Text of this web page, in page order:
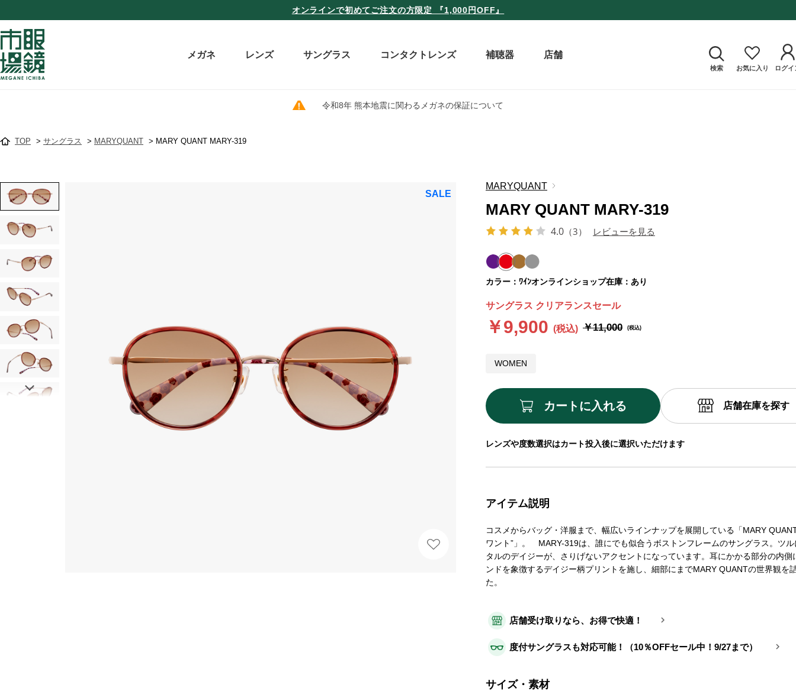
オンラインで初めてご注文の方限定 『1,000円OFF』
メガネ レンズ サングラス コンタクトレンズ 補聴器 店舗
検索 お気に入り ログイ
令和8年 熊本地震に関わるメガネの保証について
TOP > サングラス > MARYQUANT > MARY QUANT MARY-319
SALE
レンズや度数選択はカート投入後に選択いただけます
MARYQUANT
カラー：ﾜｲﾝオンラインショップ在庫：あり
サイズ・素材
店舗受け取りなら、お得で快適！
度付サングラスも対応可能！（10％OFFセール中！9/27まで）
サングラス クリアランスセール
￥9,900 ￥11,000
WOMEN
MARY QUANT MARY-319
4.0 （3） レビューを見る
アイテム説明
コスメからバッグ・洋服まで、幅広いラインナップを展開している「MARY
ワント”」。 MARY-319は、誰にでも似合うボストンフレームのサングラス。ツ
タルのデイジーが、さりげないアクセントになっています。耳にかかる部分の内側
ンドを象徴するデイジー柄プリントを施し、細部にまでMARY QUANTの世界観を
た。
カートに入れる 店舗在庫を探す